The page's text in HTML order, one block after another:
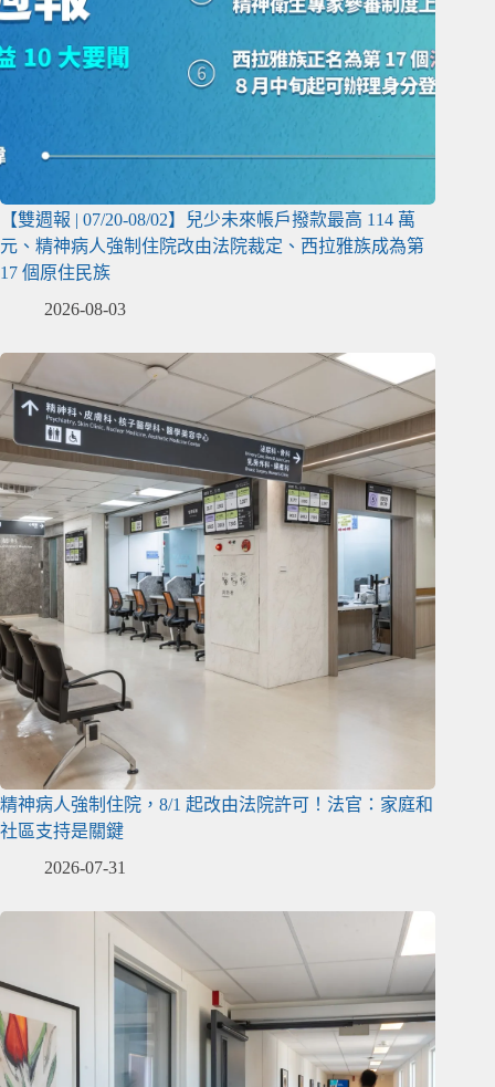
【雙週報 | 07/20-08/02】兒少未來帳戶撥款最高 114 萬
元、精神病人強制住院改由法院裁定、西拉雅族成為第
17 個原住民族
2026-08-03
精神病人強制住院，8/1 起改由法院許可！法官：家庭和
社區支持是關鍵
2026-07-31